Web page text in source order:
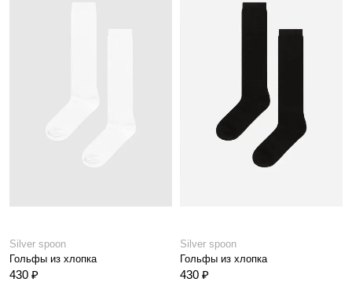
Silver spoon
Гольфы из хлопка
430 ₽
Silver spoon
Гольфы из хлопка
430 ₽